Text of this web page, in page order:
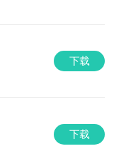
下载
下载